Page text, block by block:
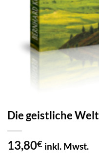
Die geistliche Welt
13,80€ inkl. Mwst.